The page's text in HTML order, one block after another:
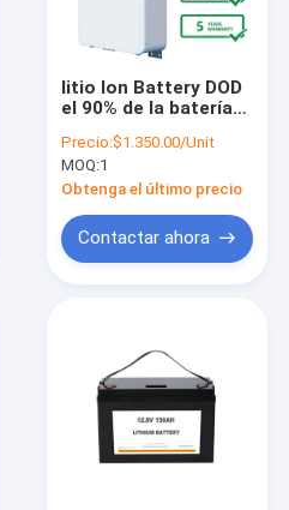
litio Ion Battery DOD
el 90% de la batería
3000W 6000 ciclos
Precio:$1.350.00/Unit
MOQ:1
Obtenga el último precio
Contactar ahora